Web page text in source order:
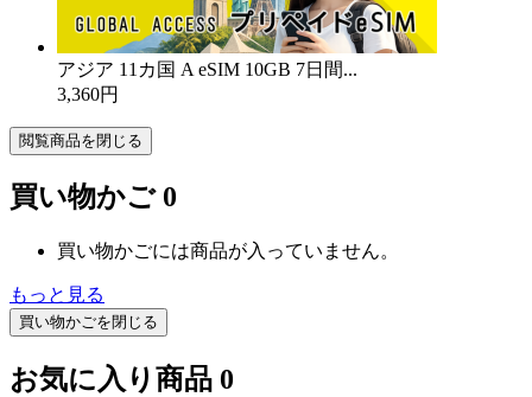
アジア 11カ国 A eSIM 10GB 7日間...
3,360円
閲覧商品を閉じる
買い物かご 0
買い物かごには商品が入っていません。
もっと見る
買い物かごを閉じる
お気に入り商品 0